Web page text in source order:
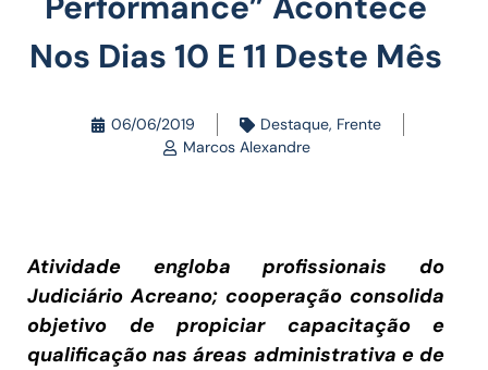
Nos Dias 10 E 11 Deste Mês
06/06/2019 Destaque, Frente
Marcos Alexandre
Atividade engloba profissionais do
Judiciário Acreano; cooperação consolida
objetivo de propiciar capacitação e
qualificação nas áreas administrativa e de